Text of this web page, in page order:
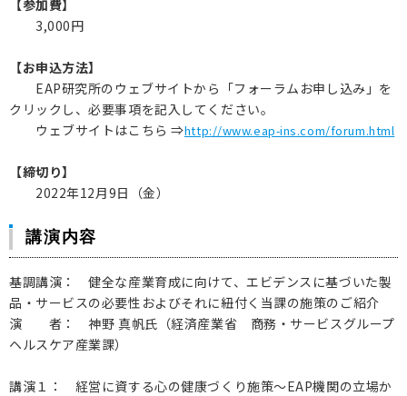
【参加費】
3,000円
【お申込方法】
EAP研究所のウェブサイトから「フォーラムお申し込み」を
クリックし、必要事項を記入してください。
ウェブサイトはこちら ⇒http://www.eap-ins.com/forum.html
【締切り】
2022年12月9日（金）
講演内容
基調講演： 健全な産業育成に向けて、エビデンスに基づいた製
品・サービスの必要性およびそれに紐付く当課の施策のご紹介
演 者： 神野 真帆氏（経済産業省 商務・サービスグループ
ヘルスケア産業課）
講演１： 経営に資する心の健康づくり施策～EAP機関の立場か